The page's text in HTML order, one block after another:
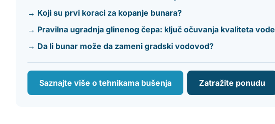
→ Koji su prvi koraci za kopanje bunara?
→ Pravilna ugradnja glinenog čepa: ključ očuvanja kvaliteta vode
→ Da li bunar može da zameni gradski vodovod?
Saznajte više o tehnikama bušenja Zatražite ponudu